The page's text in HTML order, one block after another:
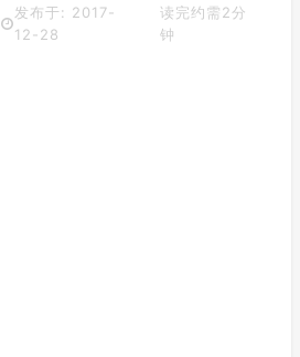
发布于: 2017-
12-28
读完约需2分
钟